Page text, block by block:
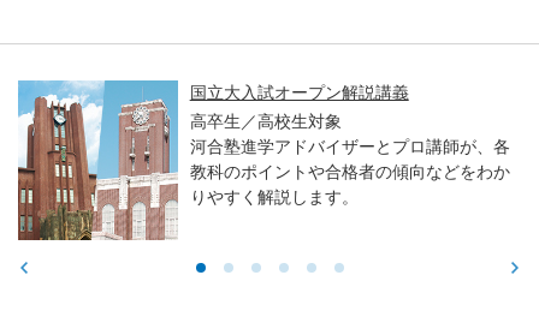
国立大入試オープン解説講義
高卒生／高校生対象
河合塾進学アドバイザーとプロ講師が、各
教科のポイントや合格者の傾向などをわか
りやすく解説します。